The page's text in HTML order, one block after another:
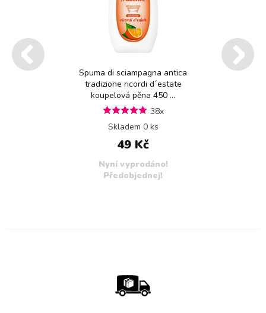
Spuma di sciampagna antica
tradizione ricordi d´estate
koupelová pěna 450 ...
38x
Skladem 0 ks
49 Kč
Nyní vyprodáno!
Předobjednej!